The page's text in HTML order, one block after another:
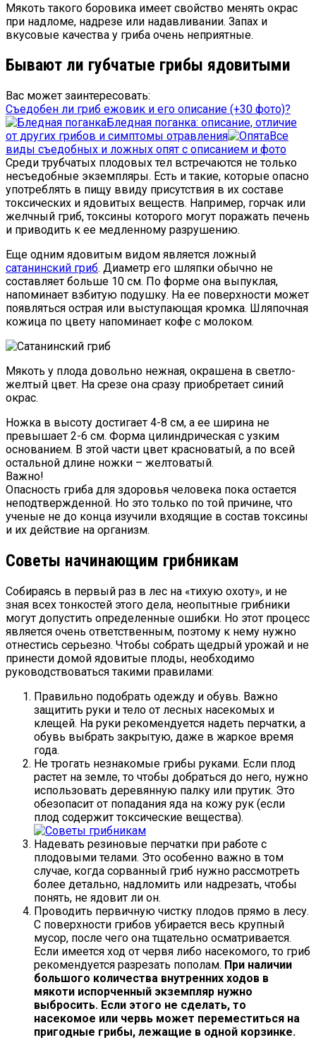
Мякоть такого боровика имеет свойство менять окрас
при надломе, надрезе или надавливании. Запах и
вкусовые качества у гриба очень неприятные.
Бывают ли губчатые грибы ядовитыми
Вас может заинтересовать:
Съедобен ли гриб ежовик и его описание (+30 фото)?
Бледная поганка: описание, отличие
от других грибов и симптомы отравления
Все
виды съедобных и ложных опят с описанием и фото
Среди трубчатых плодовых тел встречаются не только
несъедобные экземпляры. Есть и такие, которые опасно
употреблять в пищу ввиду присутствия в их составе
токсических и ядовитых веществ. Например, горчак или
желчный гриб, токсины которого могут поражать печень
и приводить к ее медленному разрушению.
Еще одним ядовитым видом является ложный
сатанинский гриб. Диаметр его шляпки обычно не
составляет больше 10 см. По форме она выпуклая,
напоминает взбитую подушку. На ее поверхности может
появляться острая или выступающая кромка. Шляпочная
кожица по цвету напоминает кофе с молоком.
Мякоть у плода довольно нежная, окрашена в светло-
желтый цвет. На срезе она сразу приобретает синий
окрас.
Ножка в высоту достигает 4-8 см, а ее ширина не
превышает 2-6 см. Форма цилиндрическая с узким
основанием. В этой части цвет красноватый, а по всей
остальной длине ножки – желтоватый.
Важно!
Опасность гриба для здоровья человека пока остается
неподтвержденной. Но это только по той причине, что
ученые не до конца изучили входящие в состав токсины
и их действие на организм.
Советы начинающим грибникам
Собираясь в первый раз в лес на «тихую охоту», и не
зная всех тонкостей этого дела, неопытные грибники
могут допустить определенные ошибки. Но этот процесс
является очень ответственным, поэтому к нему нужно
отнестись серьезно. Чтобы собрать щедрый урожай и не
принести домой ядовитые плоды, необходимо
руководствоваться такими правилами:
Правильно подобрать одежду и обувь. Важно
защитить руки и тело от лесных насекомых и
клещей. На руки рекомендуется надеть перчатки, а
обувь выбрать закрытую, даже в жаркое время
года.
Не трогать незнакомые грибы руками. Если плод
растет на земле, то чтобы добраться до него, нужно
использовать деревянную палку или прутик. Это
обезопасит от попадания яда на кожу рук (если
плод содержит токсические вещества).
Надевать резиновые перчатки при работе с
плодовыми телами. Это особенно важно в том
случае, когда сорванный гриб нужно рассмотреть
более детально, надломить или надрезать, чтобы
понять, не ядовит ли он.
Проводить первичную чистку плодов прямо в лесу.
С поверхности грибов убирается весь крупный
мусор, после чего она тщательно осматривается.
Если имеется ход от червя либо насекомого, то гриб
рекомендуется разрезать пополам. При наличии
большого количества внутренних ходов в
мякоти испорченный экземпляр нужно
выбросить. Если этого не сделать, то
насекомое или червь может переместиться на
пригодные грибы, лежащие в одной корзинке.